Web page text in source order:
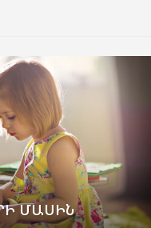
ՄԱՍԻՆ